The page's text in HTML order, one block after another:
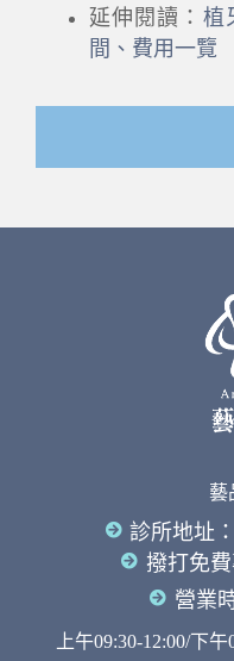
延伸閱讀： 植
間、費用一覽
藝
診所地址
撥打免
營業
上午09:30-12:00/下